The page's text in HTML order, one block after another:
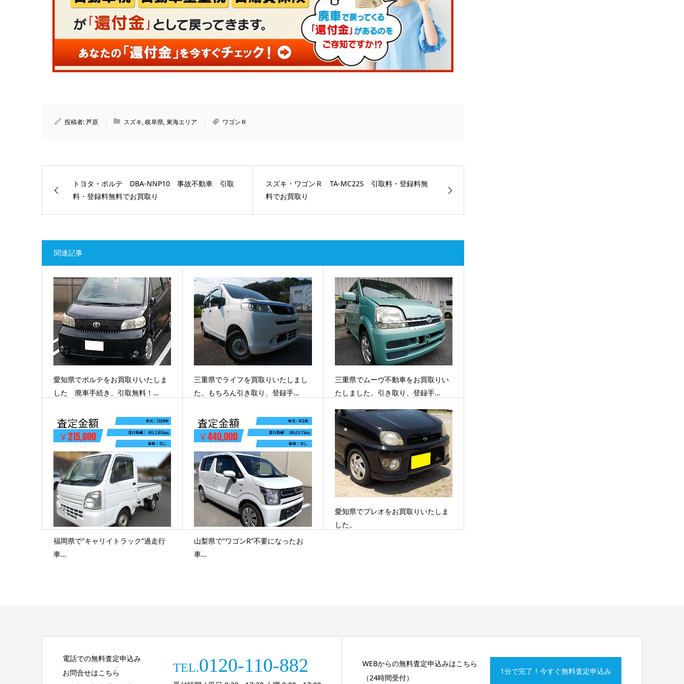
投稿者:芦原 スズキ,岐阜県,東海エリア ワゴンＲ
トヨタ・ポルテ DBA-NNP10 事故不動車 引取
料・登録料無料でお買取り
スズキ・ワゴンＲ TA-MC22S 引取料・登録料無
料でお買取り
関連記事
愛知県でポルテをお買取りいたしま
した 廃車手続き、引取無料！…
三重県でライフを買取りいたしまし
た。もちろん引き取り、登録手…
三重県でムーヴ不動車をお買取りい
たしました。引き取り、登録手…
福岡県で”キャリイトラック”過走行
車…
山梨県で”ワゴンR”不要になったお
車…
愛知県でプレオをお買取りいたしま
した。
電話での無料査定申込み
お問合せはこちら
TEL.0120-110-882
WEBからの無料査定申込みはこちら
（24時間受付）
1分で完了！今すぐ無料査定申込み